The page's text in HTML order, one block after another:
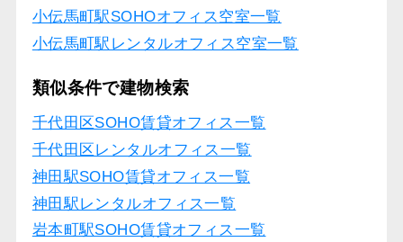
小伝馬町駅SOHOオフィス空室一覧
小伝馬町駅レンタルオフィス空室一覧
類似条件で建物検索
千代田区SOHO賃貸オフィス一覧
千代田区レンタルオフィス一覧
神田駅SOHO賃貸オフィス一覧
神田駅レンタルオフィス一覧
岩本町駅SOHO賃貸オフィス一覧